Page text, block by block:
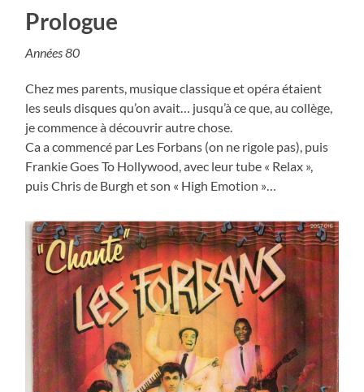
Prologue
Années 80
Chez mes parents, musique classique et opéra étaient
les seuls disques qu’on avait… jusqu’à ce que, au collège,
je commence à découvrir autre chose.
Ca a commencé par Les Forbans (on ne rigole pas), puis
Frankie Goes To Hollywood, avec leur tube « Relax »,
puis Chris de Burgh et son « High Emotion »…